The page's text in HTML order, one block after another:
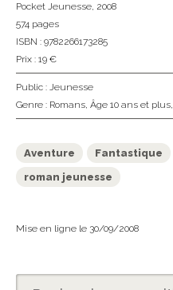
Pocket Jeunesse, 2008
574 pages
ISBN : 9782266173285
Prix : 19 €
Public : Jeunesse
Genre : Romans, Âge 10 ans et plus,
Aventure Fantastique
roman jeunesse
Mise en ligne le 30/09/2008